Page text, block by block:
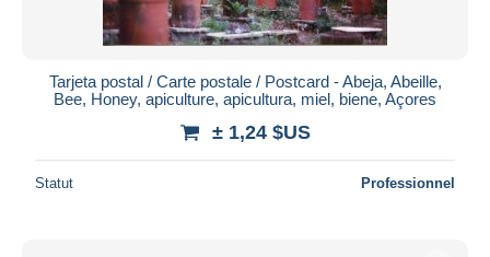
Tarjeta postal / Carte postale / Postcard - Abeja, Abeille,
Bee, Honey, apiculture, apicultura, miel, biene, Açores
± 1,24 $US
Statut Professionnel